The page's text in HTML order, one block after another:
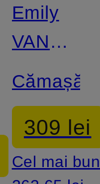
Emily
VAN
DEN
Cămașă
309 lei
Cel mai